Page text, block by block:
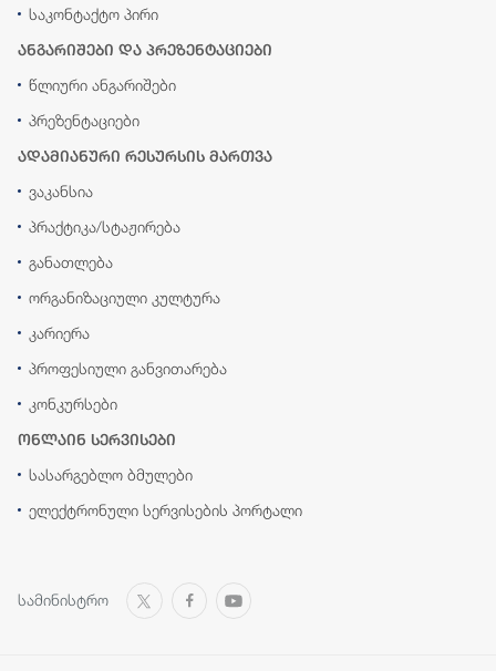
საკონტაქტო პირი
ანგარიშები და პრეზენტაციები
წლიური ანგარიშები
პრეზენტაციები
ადამიანური რესურსის მართვა
ვაკანსია
პრაქტიკა/სტაჟირება
განათლება
ორგანიზაციული კულტურა
კარიერა
პროფესიული განვითარება
კონკურსები
ონლაინ სერვისები
სასარგებლო ბმულები
ელექტრონული სერვისების პორტალი
სამინისტრო